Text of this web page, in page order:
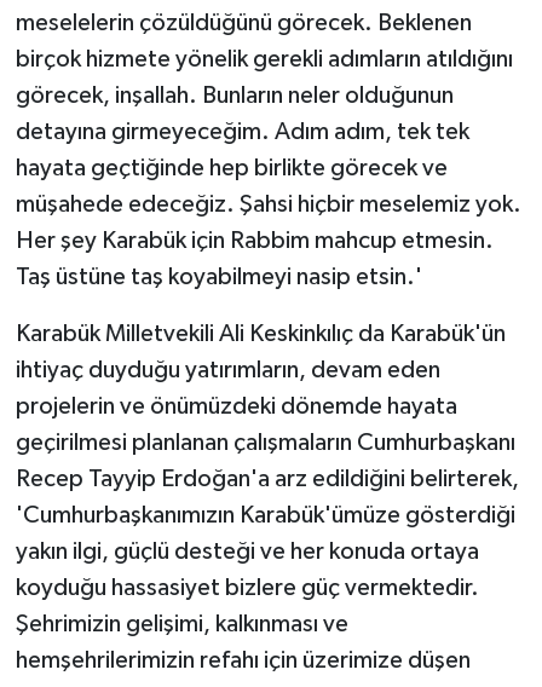
meselelerin çözüldüğünü görecek. Beklenen
birçok hizmete yönelik gerekli adımların atıldığını
görecek, inşallah. Bunların neler olduğunun
detayına girmeyeceğim. Adım adım, tek tek
hayata geçtiğinde hep birlikte görecek ve
müşahede edeceğiz. Şahsi hiçbir meselemiz yok.
Her şey Karabük için Rabbim mahcup etmesin.
Taş üstüne taş koyabilmeyi nasip etsin.'
Karabük Milletvekili Ali Keskinkılıç da Karabük'ün
ihtiyaç duyduğu yatırımların, devam eden
projelerin ve önümüzdeki dönemde hayata
geçirilmesi planlanan çalışmaların Cumhurbaşkanı
Recep Tayyip Erdoğan'a arz edildiğini belirterek,
'Cumhurbaşkanımızın Karabük'ümüze gösterdiği
yakın ilgi, güçlü desteği ve her konuda ortaya
koyduğu hassasiyet bizlere güç vermektedir.
Şehrimizin gelişimi, kalkınması ve
hemşehrilerimizin refahı için üzerimize düşen